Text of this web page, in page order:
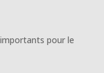
pour le